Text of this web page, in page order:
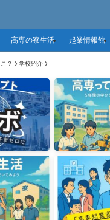
高専の寮生活 起業情報館
？ 学校紹介